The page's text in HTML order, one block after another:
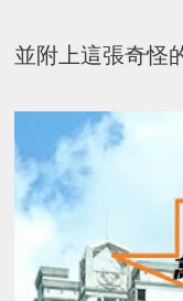
並附上這張奇怪